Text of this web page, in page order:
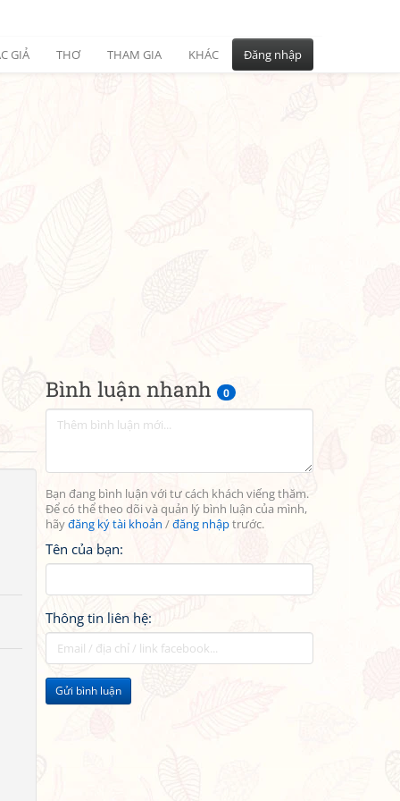
GIẢ THƠ THAM GIA KHÁC Đăng nhập
Bình luận nhanh 0
Bạn đang bình luận với tư cách khách viếng thăm.
Để có thể theo dõi và quản lý bình luận của mình,
hãyđăng ký tài khoản /đăng nhậptrước.
Tên của bạn:
Thông tin liên hệ:
Gửi bình luận